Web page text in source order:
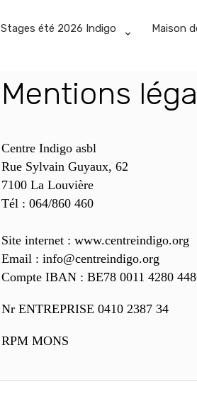
Stages été 2026 Indigo Maison
Mentions
Centre Indigo asbl
Rue Sylvain Guyaux, 62
7100 La Louvière
Tél : 064/860 460
Site internet : www.centreindigo.org
Email : info@centreindigo.org
Compte IBAN : BE78 0011 4280
Nr ENTREPRISE 0410 2387 34
RPM MONS